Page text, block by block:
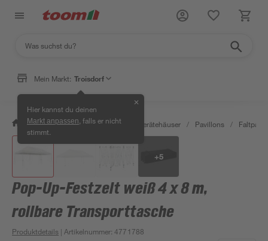
Mein Markt: Troisdorf
Hier kannst du deinen
Markt anpassen , falls er nicht
stimmt.
✕
/ Garten & Freizeit / Garten- & Gerätehäuser / Pavillons /
+5
Pop-Up-Festzelt weiß 4 x 8 m,
rollbare Transporttasche
Produktdetails | Artikelnummer:4771788